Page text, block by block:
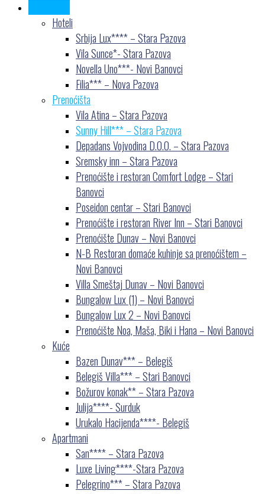
Hoteli
Srbija Lux**** – Stara Pazova
Vila Sunce*- Stara Pazova
Novella Uno***- Novi Banovci
Filia*** – Nova Pazova
Prenoćišta
Vila Atina – Stara Pazova
Sunny Hill*** – Stara Pazova
Depadans Vojvodina D.O.O. – Stara Pazova
Sremsky inn – Stara Pazova
Prenoćište i restoran Comfort Lodge – Stari
Banovci
Poseidon centar – Stari Banovci
Prenoćište i restoran River Inn – Stari Banovci
Prenoćište Dunav – Novi Banovci
N-B Restoran domaće kuhinje sa prenoćištem –
Novi Banovci
Villa Smeštaj Dunav – Novi Banovci
Bungalow Lux (1) – Novi Banovci
Bungalow Lux 2 – Novi Banovci
Prenoćište Noa, Maša, Biki i Hana – Novi Banovci
Kuće
Bazen Dunav*** – Belegiš
Belegiš Villa*** – Stari Banovci
Božurov konak** – Stara Pazova
Julija****- Surduk
Urukalo Hacijenda****- Belegiš
Apartmani
San**** – Stara Pazova
Luxe Living****-Stara Pazova
Pelegrino*** – Stara Pazova